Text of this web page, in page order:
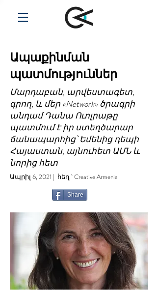
Ապաքինման
պատմություններ
Մարդաբան, արվեստագետ,
գրող, և մեր «Network» ծրագրի
անդամ Դանա Ուոլրաթը
պատմում է իր ստեղծարար
ճանապարհից՝ Եմենից դեպի
Հայաստան, այնուհետ ԱՄՆ և
նորից հետ
Ապրիլ 6, 2021 | հեղ.` Creative Armenia
Share